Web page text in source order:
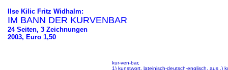
Ilse Kilic Fritz Widhalm:
IM BANN DER KURVENBAR
24 Seiten, 3 Zeichnungen
2003, Euro 1,50
kur-ven-bar,
1) kunstwort, lateinisch-deutsch-englisch, aus .)